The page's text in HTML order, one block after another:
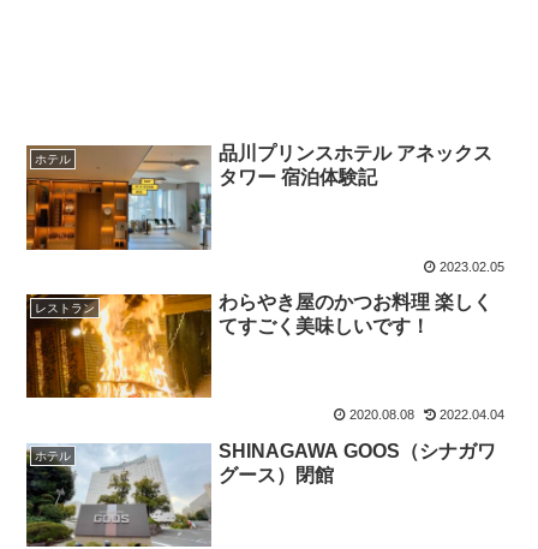
ホテル
品川プリンスホテル アネックス
タワー 宿泊体験記
2023.02.05
レストラン
わらやき屋のかつお料理 楽しく
てすごく美味しいです！
2020.08.08 2022.04.04
ホテル
SHINAGAWA GOOS（シナガワ
グース）閉館